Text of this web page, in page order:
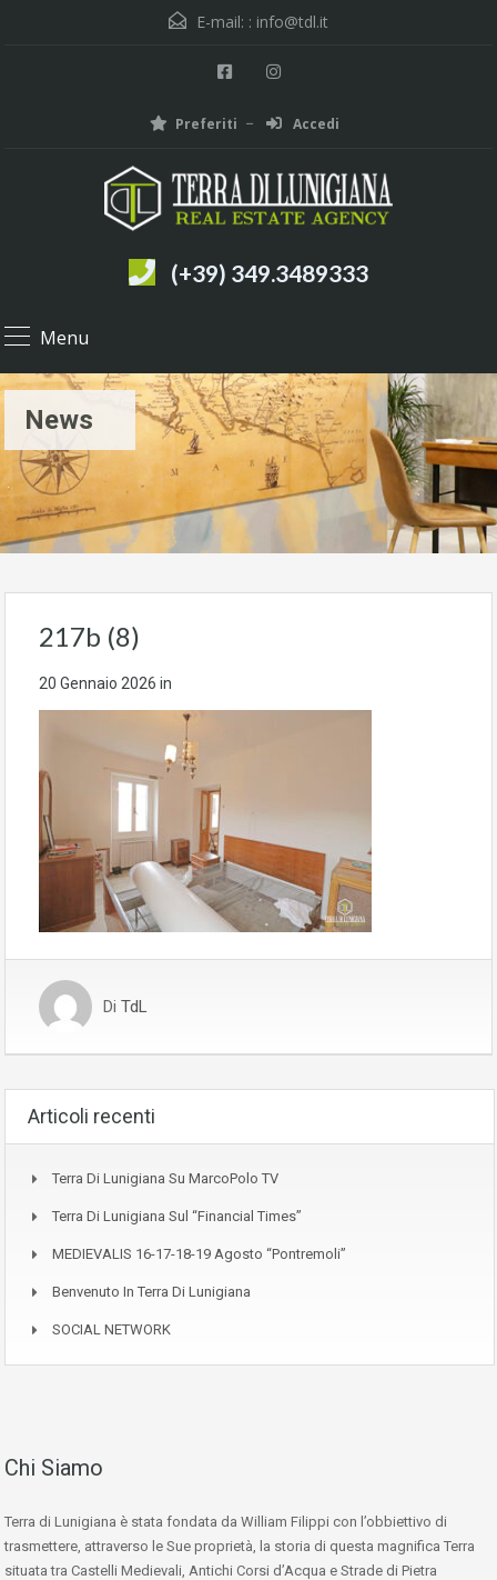
E-mail: : info@tdl.it
Preferiti Accedi
(+39) 349.3489333
Menu
News
217b (8)
20 Gennaio 2026 in
Di TdL
Articoli recenti
Terra Di Lunigiana Su MarcoPolo TV
Terra Di Lunigiana Sul “Financial Times”
MEDIEVALIS 16-17-18-19 Agosto “Pontremoli”
Benvenuto In Terra Di Lunigiana
SOCIAL NETWORK
Chi Siamo
Terra di Lunigiana è stata fondata da William Filippi con l’obbiettivo di
trasmettere, attraverso le Sue proprietà, la storia di questa magnifica Terra
situata tra Castelli Medievali, Antichi Corsi d’Acqua e Strade di Pietra